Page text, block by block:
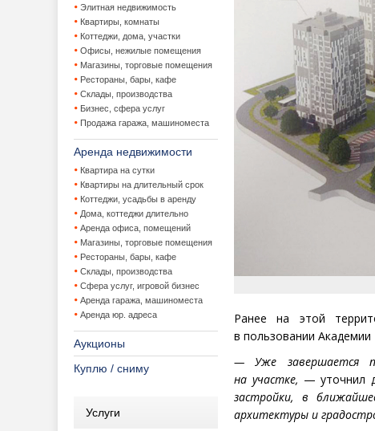
Элитная недвижимость
Квартиры, комнаты
Коттеджи, дома, участки
Офисы, нежилые помещения
Магазины, торговые помещения
Рестораны, бары, кафе
Склады, производства
Бизнес, сфера услуг
Продажа гаража, машиноместа
Аренда недвижимости
Квартира на сутки
Квартиры на длительный срок
Коттеджи, усадьбы в аренду
Дома, коттеджи длительно
Аренда офиса, помещений
Магазины, торговые помещения
Рестораны, бары, кафе
Склады, производства
Сфера услуг, игровой бизнес
Аренда гаража, машиноместа
Аренда юр. адреса
Аукционы
Куплю / сниму
Услуги
Ранее на этой
в пользовании
—
Уже завершается
на участке, — уточнил
застройки, в
архитектуры и